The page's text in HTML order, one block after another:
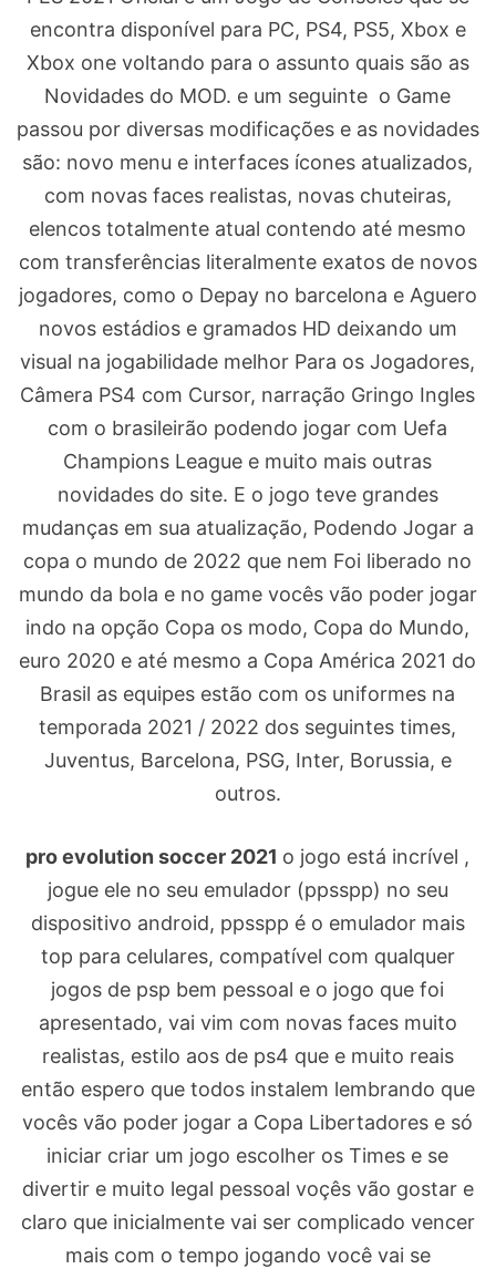
encontra disponível para PC, PS4, PS5, Xbox e
Xbox one voltando para o assunto quais são as
Novidades do MOD. e um seguinte o Game
passou por diversas modificações e as novidades
são: novo menu e interfaces ícones atualizados,
com novas faces realistas, novas chuteiras,
elencos totalmente atual contendo até mesmo
com transferências literalmente exatos de novos
jogadores, como o Depay no barcelona e Aguero
novos estádios e gramados HD deixando um
visual na jogabilidade melhor Para os Jogadores,
Câmera PS4 com Cursor, narração Gringo Ingles
com o brasileirão podendo jogar com Uefa
Champions League e muito mais outras
novidades do site. E o jogo teve grandes
mudanças em sua atualização, Podendo Jogar a
copa o mundo de 2022 que nem Foi liberado no
mundo da bola e no game vocês vão poder jogar
indo na opção Copa os modo, Copa do Mundo,
euro 2020 e até mesmo a Copa América 2021 do
Brasil as equipes estão com os uniformes na
temporada 2021 / 2022 dos seguintes times,
Juventus, Barcelona, PSG, Inter, Borussia, e
outros.
pro evolution soccer 2021 o jogo está incrível ,
jogue ele no seu emulador (ppsspp) no seu
dispositivo android, ppsspp é o emulador mais
top para celulares, compatível com qualquer
jogos de psp bem pessoal e o jogo que foi
apresentado, vai vim com novas faces muito
realistas, estilo aos de ps4 que e muito reais
então espero que todos instalem lembrando que
vocês vão poder jogar a Copa Libertadores e só
iniciar criar um jogo escolher os Times e se
divertir e muito legal pessoal voçês vão gostar e
claro que inicialmente vai ser complicado vencer
mais com o tempo jogando você vai se